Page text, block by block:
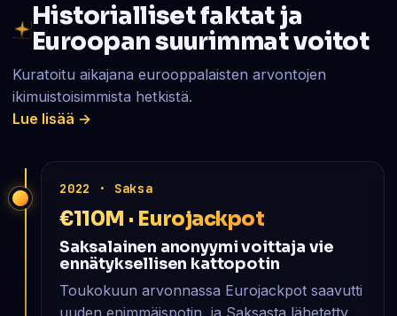
Historialliset faktat ja
Euroopan suurimmat voitot
Kuratoitu aikajana eurooppalaisten arvontojen
ikimuistoisimmista hetkistä.
Lue lisää →
2022 · Saksa
€110M · Eurojackpot
Saksalainen anonyymi voittaja vie
ennätyksellisen kattopotin
Toukokuun arvonnassa Eurojackpot saavutti
uuden enimmäispotin, ja Saksasta lähetetty